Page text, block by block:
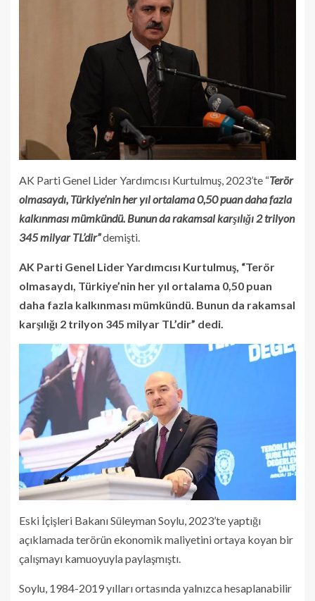
AK Parti Genel Lider Yardımcısı Kurtulmuş, 2023’te “Terör
olmasaydı, Türkiye’nin her yıl ortalama 0,50 puan daha fazla
kalkınması mümkündü. Bunun da rakamsal karşılığı 2 trilyon
345 milyar TL’dir”demişti.
AK Parti Genel Lider Yardımcısı Kurtulmuş, “Terör
olmasaydı, Türkiye’nin her yıl ortalama 0,50 puan
daha fazla kalkınması mümkündü. Bunun da rakamsal
karşılığı 2 trilyon 345 milyar TL’dir” dedi.
Eski İçişleri Bakanı Süleyman Soylu, 2023’te yaptığı
açıklamada terörün ekonomik maliyetini ortaya koyan bir
çalışmayı kamuoyuyla paylaşmıştı.
Soylu, 1984-2019 yılları ortasında yalnızca hesaplanabilir